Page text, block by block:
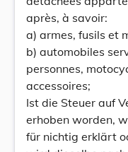
après, à savoir:
a) armes, fusils et
b) automobiles
personnes,
accessoires;
Ist die Steuer auf
erhoben worden,
für nichtig erklärt